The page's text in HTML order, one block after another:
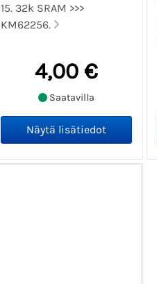
15. 32k SRAM >>>
KM62256.
4,00 €
Saatavilla